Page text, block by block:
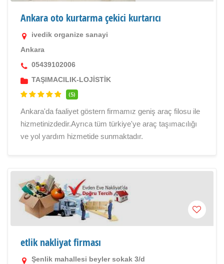
Ankara oto kurtarma çekici kurtarıcı
ivedik organize sanayi
Ankara
05439102006
TAŞIMACILIK-LOJİSTİK
(5)
Ankara'da faaliyet göstern firmamız geniş araç filosu ile
hizmetinizdedir.Ayrıca tüm türkiye'ye araç taşımacılığı
ve yol yardım hizmetide sunmaktadır.
etlik nakliyat firması
Şenlik mahallesi beyler sokak 3/d